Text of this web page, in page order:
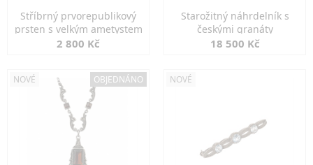
Stříbrný prvorepublikový
prsten s velkým ametystem
2 800 Kč
Starožitný náhrdelník s
českými granáty
18 500 Kč
NOVÉ OBJEDNÁNO NOVÉ